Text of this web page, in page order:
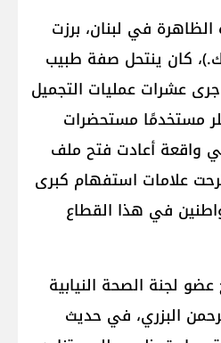
في لبنان، برزت
كان ينتحل صفة طبيب
عشرات عمليات التجميل
مستخدمًا مستحضرات
واقعة أعادت فتح ملف
علامات استفهام كبرى
في هذا القطاع
لجنة الصحة النيابية
البزري، في حديث